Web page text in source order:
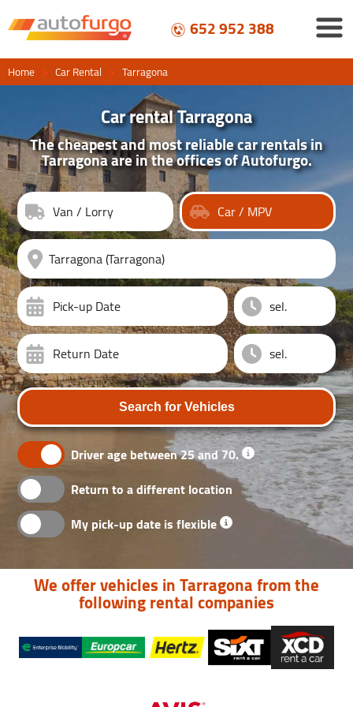
652 952 388
Home > Car Rental > Tarragona
Car rental Tarragona
The cheapest and most reliable car rentals in
Tarragona are in the offices of Autofurgo.
Van / Lorry Car / MPV
Pick-up Date
Return Date
Search for Vehicles
Driver age between 25 and 70.
Return to a different location
My pick-up date is flexible
We offer vehicles in Tarragona from the
following rental companies